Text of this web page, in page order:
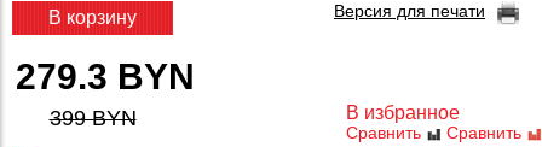
В избранное
Сравнить Сравнить
В корзину
279.3 BYN
399 BYN
Версия для печати